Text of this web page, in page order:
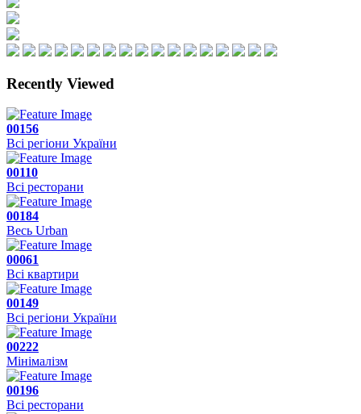
Recently Viewed
00156
Всі регіони України
00110
Всі ресторани
00184
Весь Urban
00061
Всі квартири
00149
Всі регіони України
00222
Мінімалізм
00196
Всі ресторани